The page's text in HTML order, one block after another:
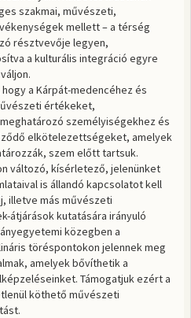
szakmai, művészeti,
mellett – a térség
résztvevője legyen,
a kulturális integráció egyre
a Kárpát-medencéhez és
értékeket,
személyiségekhez és
elkötelezettségeket, amelyek
szem előtt tartsuk.
változó, kísérletező, jelenünket
is állandó kapcsolatot kell
illetve más művészeti
átjárások kutatására irányuló
közegben a
töréspontokon jelennek meg
amelyek bővíthetik a
Támogatjuk ezért a
köthető művészeti